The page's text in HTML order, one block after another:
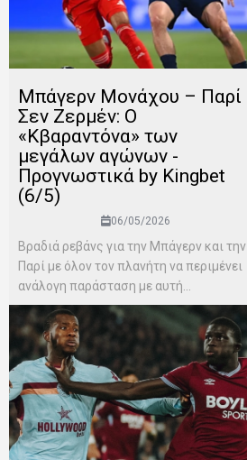
Μπάγερν Μονάχου – Παρί
Σεν Ζερμέν: Ο
«Κβαραντόνα» των
μεγάλων αγώνων -
Προγνωστικά by Kingbet
(6/5)
06/05/2026
Βραδιά ρεβάνς για την Μπάγερν και την
Παρί με όλον τον πλανήτη να περιμένει
ανάλογη παράσταση με αυτή...